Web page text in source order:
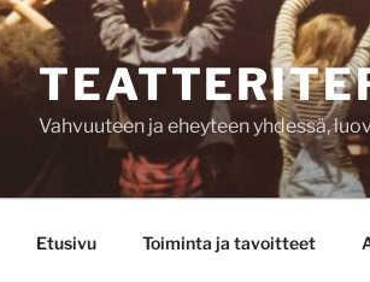
Vahvuuteen ja eheyteen yhdessä,
Etusivu Toiminta ja tavoitteet